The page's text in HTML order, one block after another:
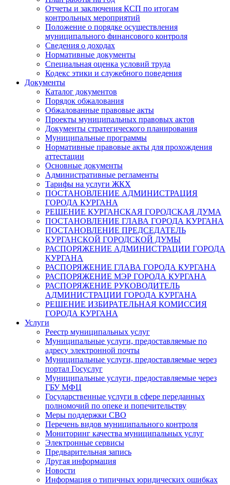
Отчеты и заключения КСП по итогам
контрольных мероприятий
Положение о порядке осуществления
муниципального финансового контроля
Сведения о доходах
Нормативные документы
Специальная оценка условий труда
Кодекс этики и служебного поведения
Документы
Каталог документов
Порядок обжалования
Обжалованные правовые акты
Проекты муниципальных правовых актов
Документы стратегического планирования
Муниципальные программы
Нормативные правовые акты для прохождения
аттестации
Основные документы
Административные регламенты
Тарифы на услуги ЖКХ
ПОСТАНОВЛЕНИЕ АДМИНИСТРАЦИЯ
ГОРОДА КУРГАНА
РЕШЕНИЕ КУРГАНСКАЯ ГОРОДСКАЯ ДУМА
ПОСТАНОВЛЕНИЕ ГЛАВА ГОРОДА КУРГАНА
ПОСТАНОВЛЕНИЕ ПРЕДСЕДАТЕЛЬ
КУРГАНСКОЙ ГОРОДСКОЙ ДУМЫ
РАСПОРЯЖЕНИЕ АДМИНИСТРАЦИИ ГОРОДА
КУРГАНА
РАСПОРЯЖЕНИЕ ГЛАВА ГОРОДА КУРГАНА
РАСПОРЯЖЕНИЕ МЭР ГОРОДА КУРГАНА
РАСПОРЯЖЕНИЕ РУКОВОДИТЕЛЬ
АДМИНИСТРАЦИИ ГОРОДА КУРГАНА
РЕШЕНИЕ ИЗБИРАТЕЛЬНАЯ КОМИССИЯ
ГОРОДА КУРГАНА
Услуги
Реестр муниципальных услуг
Муниципальные услуги, предоставляемые по
адресу электронной почты
Муниципальные услуги, предоставляемые через
портал Госуслуг
Муниципальные услуги, предоставляемые через
ГБУ МФЦ
Государственные услуги в сфере переданных
полномочий по опеке и попечительству
Меры поддержки СВО
Перечень видов муниципального контроля
Мониторинг качества муниципальных услуг
Электронные сервисы
Предварительная запись
Другая информация
Новости
Информация о типичных юридических ошибках